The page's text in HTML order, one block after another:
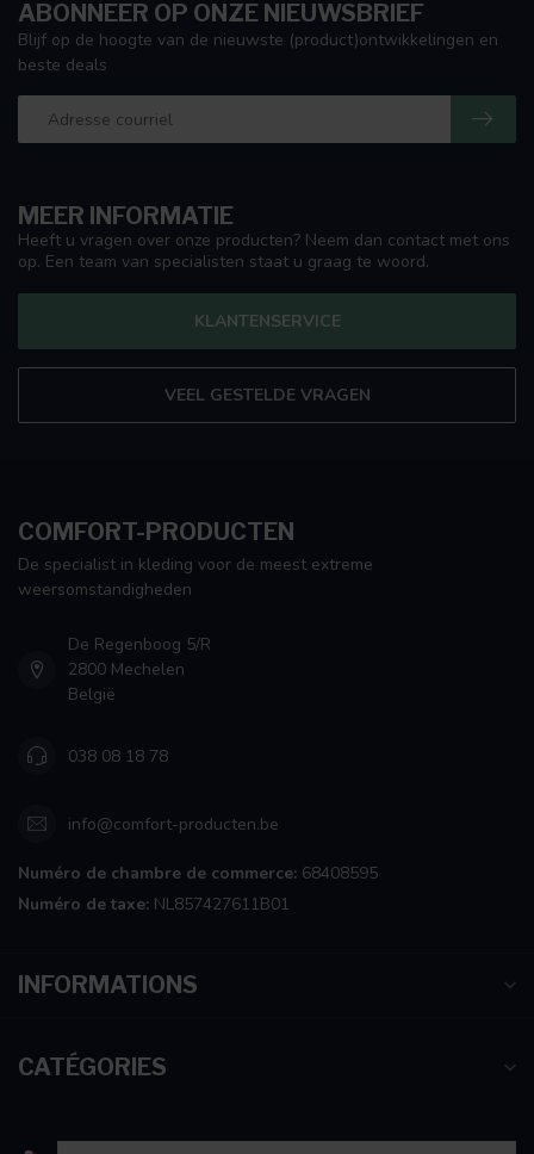
MEER INFORMATIE
Heeft u vragen over onze producten? Neem dan contact met ons
op. Een team van specialisten staat u graag te woord.
KLANTENSERVICE
VEEL GESTELDE VRAGEN
ABONNEER OP ONZE NIEUWSBRIEF
Blijf op de hoogte van de nieuwste (product)ontwikkelingen en
beste deals
COMFORT-PRODUCTEN
De specialist in kleding voor de meest extreme
weersomstandigheden
De Regenboog 5/R
2800 Mechelen
België
038 08 18 78
info@comfort-producten.be
Numéro de chambre de commerce: 68408595
Numéro de taxe: NL857427611B01
INFORMATIONS
CATÉGORIES